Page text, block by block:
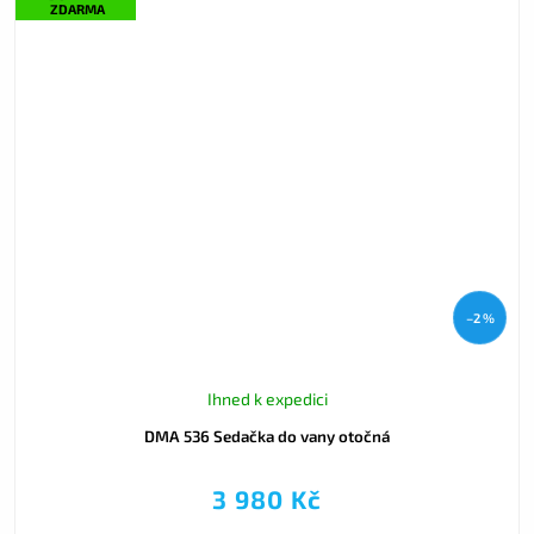
ZDARMA
–2 %
DMA 536 Sedačka do vany otočná
Ihned k expedici
3 980 Kč